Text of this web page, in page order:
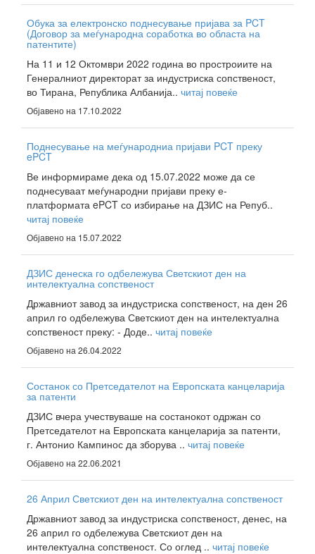
Обука за електронско поднесување пријава за PCT
(Договор за меѓународна соработка во областа на
патентите)
На 11 и 12 Октомври 2022 година во простроиите на
Генералниот директорат за индустриска сопственост,
во Тирана, Република Албанија.. читај повеќе
Објавено на 17.10.2022
Поднесување на меѓународниа пријави PCT преку
ePCT
Ве информираме дека од 15.07.2022 може да се
поднесуваат меѓународни пријави преку е-
платформата ePCT со избирање на ДЗИС на Репуб..
читај повеќе
Објавено на 15.07.2022
ДЗИС денеска го одбележува Светскиот ден на
интелектуална сопственост
Државниот завод за индустриска сопственост, на ден 26
април го одбележува Светскиот ден на интелектуална
сопственост преку: - Доде.. читај повеќе
Објавено на 26.04.2022
Состанок со Претседателот на Европската канцеларија
за патенти
ДЗИС вчера учествуваше на состанокот одржан со
Претседателот на Европската канцеларија за патенти,
г. Антонио Кампинос да зборува .. читај повеќе
Објавено на 22.06.2021
26 Април Светскиот ден на интелектуална сопственост
Државниот завод за индустриска сопственост, денес, на
26 април го одбележува Светскиот ден на
интелектуална сопственост. Со оглед .. читај повеќе